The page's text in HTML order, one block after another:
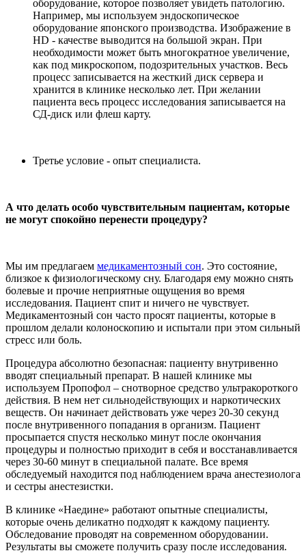
оборудование, которое позволяет увидеть патологию.
Например, мы используем эндоскопическое
оборудование японского производства. Изображение в
HD - качестве выводится на большой экран. При
необходимости может быть многократное увеличение,
как под микроскопом, подозрительных участков. Весь
процесс записывается на жесткий диск сервера и
хранится в клинике несколько лет. При желании
пациента весь процесс исследования записывается на
СД-диск или флеш карту.
Третье условие - опыт специалиста.
А что делать особо чувствительным пациентам, которые
не могут спокойно перенести процедуру?
Мы им предлагаем медикаментозный сон. Это состояние,
близкое к физиологическому сну. Благодаря ему можно снять
болевые и прочие неприятные ощущения во время
исследования. Пациент спит и ничего не чувствует.
Медикаментозный сон часто просят пациенты, которые в
прошлом делали колоноскопию и испытали при этом сильный
стресс или боль.
Процедура абсолютно безопасная: пациенту внутривенно
вводят специальный препарат. В нашей клинике мы
используем Пропофол – снотворное средство ультракороткого
действия. В нем нет сильнодействующих и наркотических
веществ. Он начинает действовать уже через 20-30 секунд
после внутривенного попадания в организм. Пациент
просыпается спустя несколько минут после окончания
процедуры и полностью приходит в себя и восстанавливается
через 30-60 минут в специальной палате. Все время
обследуемый находится под наблюдением врача анестезиолога
и сестры анестезистки.
В клинике «Наедине» работают опытные специалисты,
которые очень деликатно подходят к каждому пациенту.
Обследование проводят на современном оборудовании.
Результаты вы сможете получить сразу после исследования.